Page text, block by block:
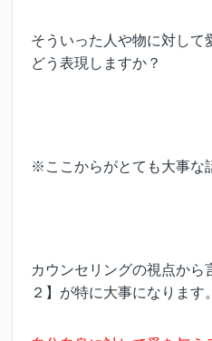
そういった人や物に対して
どう表現しますか？
※ここからがとても大事な
カウンセリングの視点から
２】が特に大事になります。